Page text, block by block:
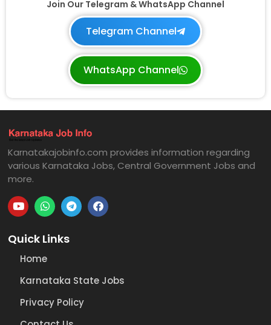
Join Our Telegram & WhatsApp Channel
Telegram Channel
WhatsApp Channel
Karnatakajobinfo.com provides information regarding
various Karnataka Jobs, Central Government Jobs and
more.
Quick Links
Home
Karnataka State Jobs
Privacy Policy